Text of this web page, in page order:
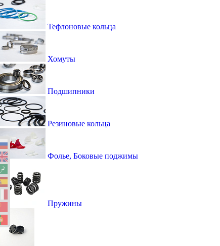
Тефлоновые кольца
Хомуты
Подшипники
Резиновые кольца
Фолье, Боковые поджимы
Пружины